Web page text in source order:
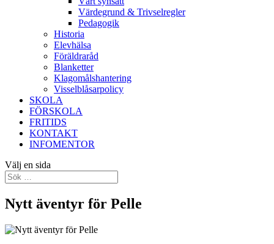
Värdegrund & Trivselregler
Pedagogik
Historia
Elevhälsa
Föräldraråd
Blanketter
Klagomålshantering
Visselblåsarpolicy
SKOLA
FÖRSKOLA
FRITIDS
KONTAKT
INFOMENTOR
Välj en sida
Nytt äventyr för Pelle